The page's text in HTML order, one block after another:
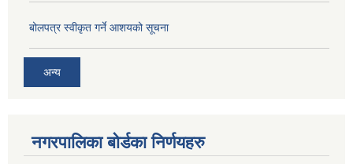
बोलपत्र स्वीकृत गर्ने आशयको सूचना
अन्य
नगरपालिका बोर्डका निर्णयहरु